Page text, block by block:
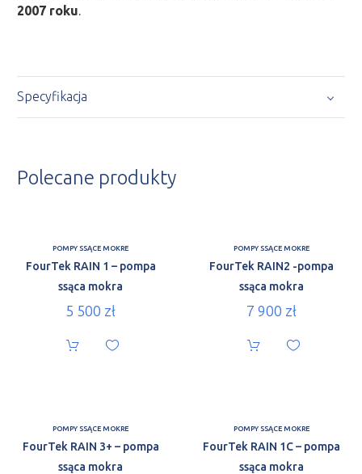
2007 roku.
Specyfikacja
Polecane produkty
POMPY SSĄCE MOKRE
FourTek RAIN 1 – pompa
ssąca mokra
5 500 zł
POMPY SSĄCE MOKRE
FourTek RAIN2 -pompa
ssąca mokra
7 900 zł
POMPY SSĄCE MOKRE
FourTek RAIN 3+ – pompa
ssąca mokra
POMPY SSĄCE MOKRE
FourTek RAIN 1C – pompa
ssąca mokra